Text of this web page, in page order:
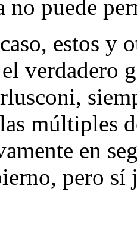
no puede
estos y
verdadero
múltiples
en
pero sí